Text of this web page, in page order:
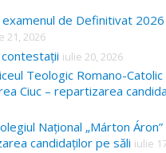
de Definitivat
21, 2026
iulie 20, 2026
Teologic Romano-Catolic
Ciuc – repartizarea
Național „Márton
candidaților pe săli iulie